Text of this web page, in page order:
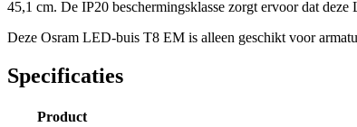
45,1 cm. De IP20 beschermingsklasse zorgt ervoor dat
Deze Osram LED-buis T8 EM is alleen geschikt voor
Specificaties
Product